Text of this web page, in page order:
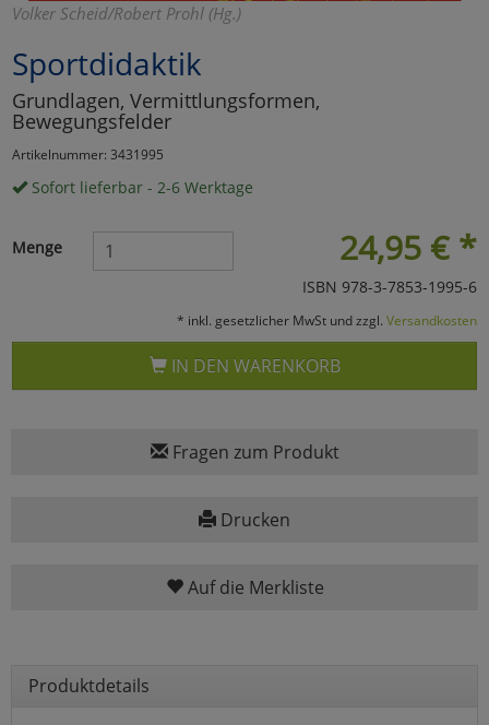
Volker Scheid/Robert Prohl (Hg.)
Sportdidaktik
Grundlagen, Vermittlungsformen,
Bewegungsfelder
Artikelnummer: 3431995
Sofort lieferbar - 2-6 Werktage
24,95 € *
Menge
ISBN 978-3-7853-1995-6
* inkl. gesetzlicher MwSt und zzgl. Versandkosten
IN DEN WARENKORB
Fragen zum Produkt
Drucken
Auf die Merkliste
Produktdetails
Umfragetools
Cookies
Alle Akzeptieren
Cookies
Einstellungen speichern
zu Haupptseite